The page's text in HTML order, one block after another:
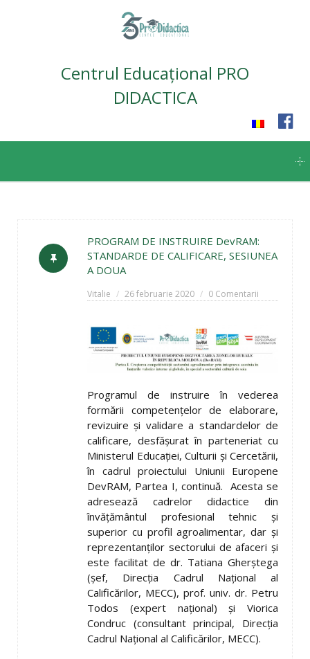
Centrul Educațional PRO
DIDACTICA
content
PROGRAM DE INSTRUIRE DevRAM:
STANDARDE DE CALIFICARE, SESIUNEA
A DOUA
Vitalie 26 februarie 2020 0 Comentarii
Programul de instruire în vederea
formării competențelor de elaborare,
revizuire și validare a standardelor de
calificare, desfășurat în parteneriat cu
Ministerul Educației, Culturii și Cercetării,
în cadrul proiectului Uniunii Europene
DevRAM, Partea I, continuă. Acesta se
adresează cadrelor didactice din
învățământul profesional tehnic și
superior cu profil agroalimentar, dar și
reprezentanților sectorului de afaceri și
este facilitat de dr. Tatiana Gherștega
(șef, Direcția Cadrul Național al
Calificărilor, MECC), prof. univ. dr. Petru
Todos
(expert național) și
Viorica
Condruc (consultant principal, Direcția
Cadrul Național al Calificărilor, MECC).